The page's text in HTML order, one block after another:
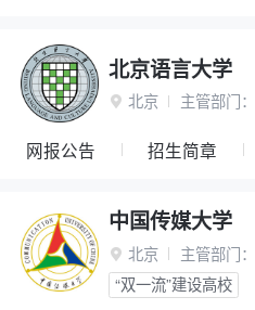
北京语言大学
 北京 主管部门：
网报公告 招生简章
中国传媒大学
 北京 主管部门：
“双一流”建设高校